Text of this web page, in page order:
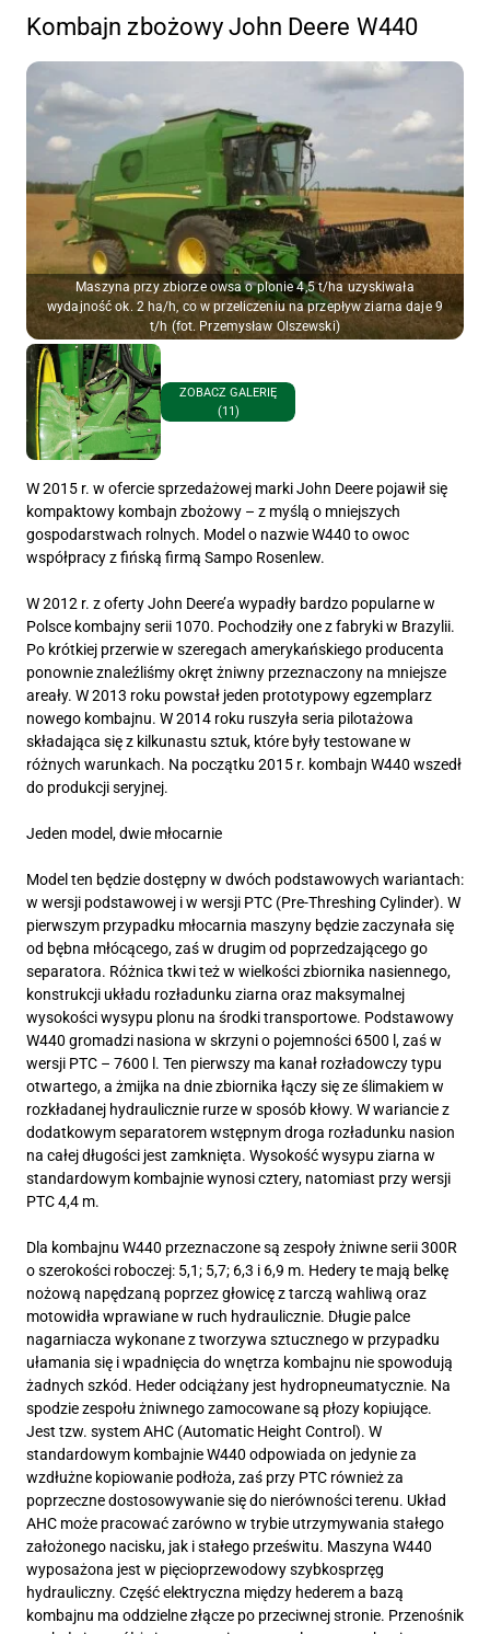
Kombajn zbożowy John Deere W440
Maszyna przy zbiorze owsa o plonie 4,5 t/ha uzyskiwała
wydajność ok. 2 ha/h, co w przeliczeniu na przepływ ziarna daje 9
t/h (fot. Przemysław Olszewski)
ZOBACZ GALERIĘ
(11)
W 2015 r. w ofercie sprzedażowej marki John Deere pojawił się
kompaktowy kombajn zbożowy – z myślą o mniejszych
gospodarstwach rolnych. Model o nazwie W440 to owoc
współpracy z fińską firmą Sampo Rosenlew.
W 2012 r. z oferty John Deere’a wypadły bardzo popularne w
Polsce kombajny serii 1070. Pochodziły one z fabryki w Brazylii.
Po krótkiej przerwie w szeregach amerykańskiego producenta
ponownie znaleźliśmy okręt żniwny przeznaczony na mniejsze
areały. W 2013 roku powstał jeden prototypowy egzemplarz
nowego kombajnu. W 2014 roku ruszyła seria pilotażowa
składająca się z kilkunastu sztuk, które były testowane w
różnych warunkach. Na początku 2015 r. kombajn W440 wszedł
do produkcji seryjnej.
Jeden model, dwie młocarnie
Model ten będzie dostępny w dwóch podstawowych wariantach:
w wersji podstawowej i w wersji PTC (Pre-Threshing Cylinder). W
pierwszym przypadku młocarnia maszyny będzie zaczynała się
od bębna młócącego, zaś w drugim od poprzedzającego go
separatora. Różnica tkwi też w wielkości zbiornika nasiennego,
konstrukcji układu rozładunku ziarna oraz maksymalnej
wysokości wysypu plonu na środki transportowe. Podstawowy
W440 gromadzi nasiona w skrzyni o pojemności 6500 l, zaś w
wersji PTC – 7600 l. Ten pierwszy ma kanał rozładowczy typu
otwartego, a żmijka na dnie zbiornika łączy się ze ślimakiem w
rozkładanej hydraulicznie rurze w sposób kłowy. W wariancie z
dodatkowym separatorem wstępnym droga rozładunku nasion
na całej długości jest zamknięta. Wysokość wysypu ziarna w
standardowym kombajnie wynosi cztery, natomiast przy wersji
PTC 4,4 m.
Dla kombajnu W440 przeznaczone są zespoły żniwne serii 300R
o szerokości roboczej: 5,1; 5,7; 6,3 i 6,9 m. Hedery te mają belkę
nożową napędzaną poprzez głowicę z tarczą wahliwą oraz
motowidła wprawiane w ruch hydraulicznie. Długie palce
nagarniacza wykonane z tworzywa sztucznego w przypadku
ułamania się i wpadnięcia do wnętrza kombajnu nie spowodują
żadnych szkód. Heder odciążany jest hydropneumatycznie. Na
spodzie zespołu żniwnego zamocowane są płozy kopiujące.
Jest tzw. system AHC (Automatic Height Control). W
standardowym kombajnie W440 odpowiada on jedynie za
wzdłużne kopiowanie podłoża, zaś przy PTC również za
poprzeczne dostosowywanie się do nierówności terenu. Układ
AHC może pracować zarówno w trybie utrzymywania stałego
założonego nacisku, jak i stałego prześwitu. Maszyna W440
wyposażona jest w pięcioprzewodowy szybkosprzęg
hydrauliczny. Część elektryczna między hederem a bazą
kombajnu ma oddzielne złącze po przeciwnej stronie. Przenośnik